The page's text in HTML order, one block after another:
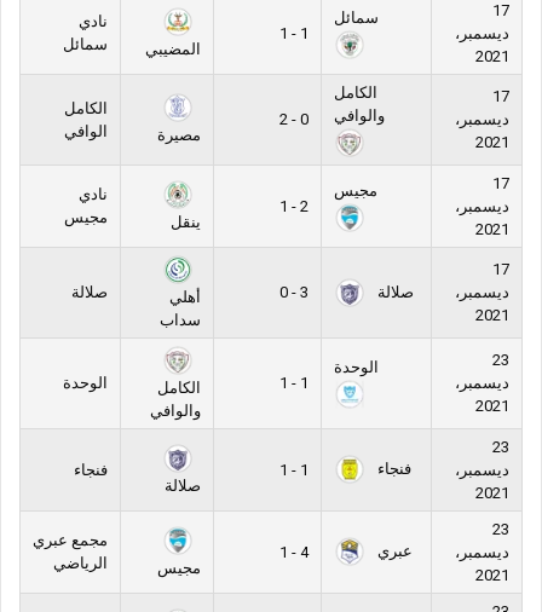
17
ديسمبر،
2021
سمائل
1 - 1
المضيبي
نادي
سمائل
17
ديسمبر،
2021
الكامل
والوافي
0 - 2
مصيرة
الكامل
الوافي
17
ديسمبر،
2021
مجيس
2 - 1
ينقل
نادي
مجيس
17
ديسمبر،
2021
صلالة 3 - 0
أهلي
سداب
صلالة
23
ديسمبر،
2021
الوحدة
1 - 1
الكامل
والوافي
الوحدة
23
ديسمبر،
2021
فنجاء
1 - 1
صلالة
فنجاء
23
ديسمبر،
2021
عبري
4 - 1
مجيس
مجمع عبري
الرياضي